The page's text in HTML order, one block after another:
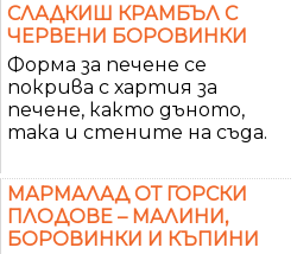
СЛАДКИШ КРАМБЪЛ С
ЧЕРВЕНИ БОРОВИНКИ
Форма за печене се
покрива с хартия за
печене, както дъното,
така и стените на съда.
МАРМАЛАД ОТ ГОРСКИ
ПЛОДОВЕ – МАЛИНИ,
БОРОВИНКИ И КЪПИНИ